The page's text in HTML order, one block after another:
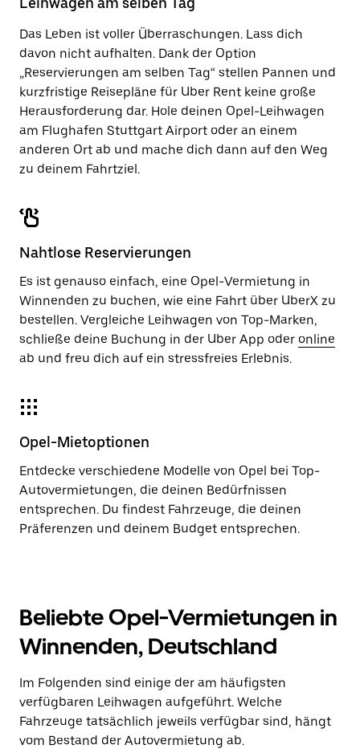
zu
Das Leben ist voller Überraschungen. Lass dich
davon nicht aufhalten. Dank der Option
„Reservierungen am selben Tag“ stellen Pannen und
kurzfristige Reisepläne für Uber Rent keine große
Herausforderung dar. Hole deinen Opel-Leihwagen
am Flughafen Stuttgart Airport oder an einem
anderen Ort ab und mache dich dann auf den Weg
zu deinem Fahrtziel.
Nahtlose Reservierungen
Es ist genauso einfach, eine Opel-Vermietung in
Winnenden zu buchen, wie eine Fahrt über UberX zu
bestellen. Vergleiche Leihwagen von Top-Marken,
schließe deine Buchung in der Uber App oder online
ab und freu dich auf ein stressfreies Erlebnis.
Opel-Mietoptionen
Entdecke verschiedene Modelle von Opel bei Top-
Autovermietungen, die deinen Bedürfnissen
entsprechen. Du findest Fahrzeuge, die deinen
Präferenzen und deinem Budget entsprechen.
Beliebte Opel-Vermietungen in
Winnenden, Deutschland
Im Folgenden sind einige der am häufigsten
verfügbaren Leihwagen aufgeführt. Welche
Fahrzeuge tatsächlich jeweils verfügbar sind, hängt
vom Bestand der Autovermietung ab.